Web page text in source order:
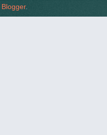
Blogger.